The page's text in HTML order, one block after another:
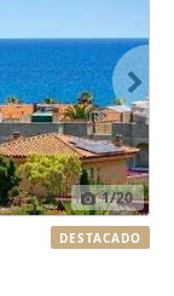
1/20
DESTACADO